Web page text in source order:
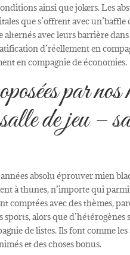
ainsi que jokers.Les
que s’offrent avec
avec leurs barrière
d’réellement en
en compagnie de économies.
par nos
de jeu –
absolu éprouver mien
à thunes, n’importe qui
comptées avec des thèmes,
sports, alors que
de listes. Ils font comme
et des choses bonus.